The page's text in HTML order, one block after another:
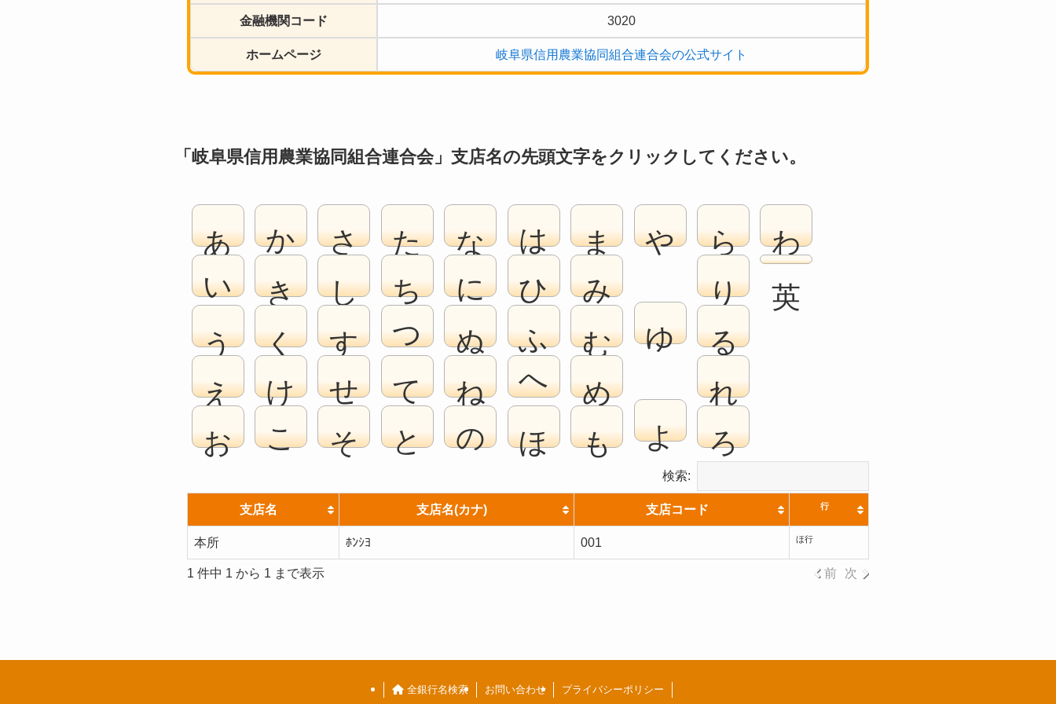
金融機関コード 3020
ホームページ 岐阜県信用農業協同組合連合会の公式サイト
「岐阜県信用農業協同組合連合会」支店名の先頭文字をクリックしてください。
あ
い
う
え
お
か
き
く
け
こ
さ
し
す
せ
そ
た
ち
つ
て
と
な
に
ぬ
ね
の
は
ひ
ふ
へ
ほ
ま
み
む
め
も
や
ゆ
よ
ら
り
る
れ
ろ
わ
検索:
支店名 支店名(カナ) 支店コード 行
本所 ﾎﾝｼﾖ 001 ほ行
1 件中 1 から 1 まで表示 前 次
全銀行名検索 お問い合わせ プライバシーポリシー